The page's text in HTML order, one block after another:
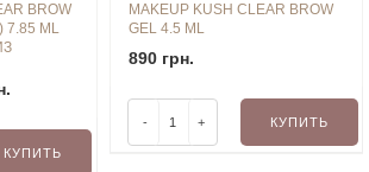
BROW
ML
КУПИТЬ
MAKEUP KUSH CLEAR BROW
GEL 4.5 ML
890 грн.
- + КУПИТЬ